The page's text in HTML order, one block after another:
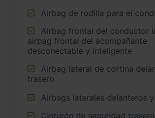
Airbag de rodilla para el
airbag frontal del acompañante
desconectable y inteligente
trasero
Airbags laterales delanteros